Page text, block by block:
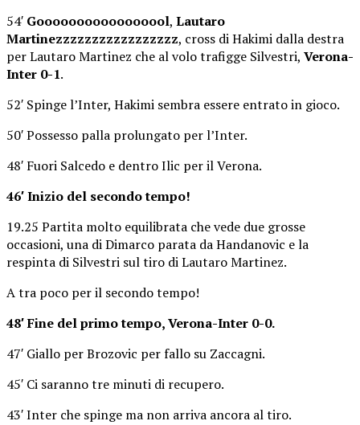
54′ Gooooooooooooooool, Lautaro
Martinezzzzzzzzzzzzzzzzz, cross di Hakimi dalla destra
per Lautaro Martinez che al volo trafigge Silvestri, Verona-
Inter 0-1.
52′ Spinge l’Inter, Hakimi sembra essere entrato in gioco.
50′ Possesso palla prolungato per l’Inter.
48′ Fuori Salcedo e dentro Ilic per il Verona.
46′ Inizio del secondo tempo!
19.25 Partita molto equilibrata che vede due grosse
occasioni, una di Dimarco parata da Handanovic e la
respinta di Silvestri sul tiro di Lautaro Martinez.
A tra poco per il secondo tempo!
48′ Fine del primo tempo, Verona-Inter 0-0.
47′ Giallo per Brozovic per fallo su Zaccagni.
45′ Ci saranno tre minuti di recupero.
43′ Inter che spinge ma non arriva ancora al tiro.